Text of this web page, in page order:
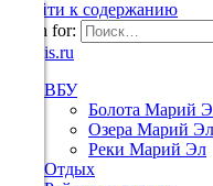
Перейти к содержанию
Search for:
ВБУ
Болота Марий
Озера Марий Эл
Реки Марий Эл
Отдых